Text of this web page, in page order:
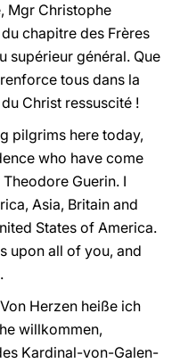
Mgr Christophe
chapitre des Frères
supérieur général. Que
tous dans la
Christ ressuscité !
pilgrims here today,
who have come
Guerin. I
Asia, Britain and
States of America.
upon all of you, and
Herzen heiße ich
willkommen,
Kardinal-von-Galen-